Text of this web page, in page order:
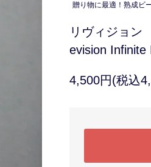
贈り物に最適！熟成ビ
リヴィジョン
evision Infinite
4,500円(税込